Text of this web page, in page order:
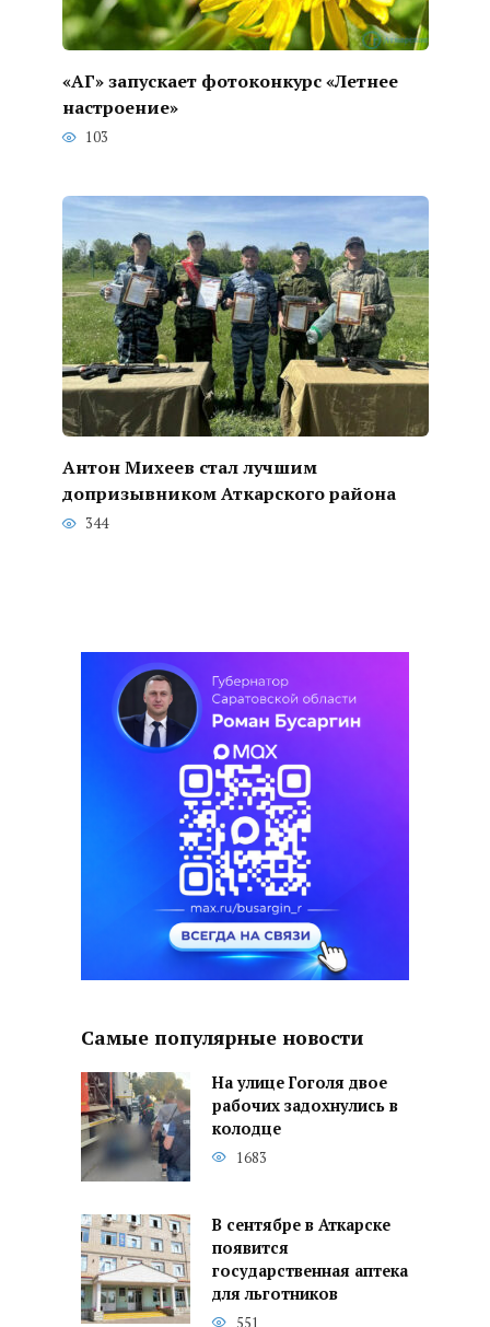
«АГ» запускает фотоконкурс «Летнее
настроение»
103
Антон Михеев стал лучшим
допризывником Аткарского района
344
Самые популярные новости
На улице Гоголя двое
рабочих задохнулись в
колодце
1683
В сентябре в Аткарске
появится
государственная аптека
для льготников
551